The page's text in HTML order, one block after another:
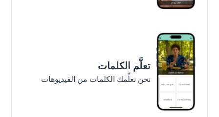
تعلَّم الكلمات
نحن نعلِّمك الكلمات من الفيديوهات